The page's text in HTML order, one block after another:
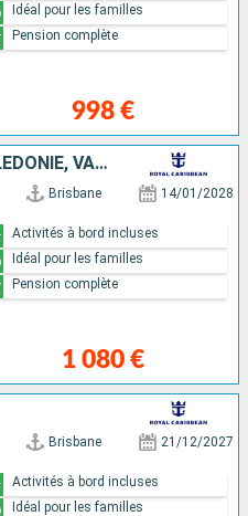
998 €
Idéal pour les familles
Pension complète
AUSTRALIE, NOUVELLE-CALÉDONIE, VANUATU
Brisbane 14/01/2028
1 080 €
Activités à bord incluses
Idéal pour les familles
Pension complète
Brisbane 21/12/2027
Activités à bord incluses
Idéal pour les familles